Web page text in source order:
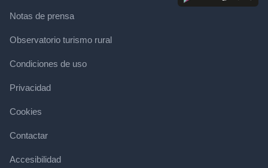
Notas de prensa
Observatorio turismo rural
Condiciones de uso
Privacidad
Cookies
Contactar
Accesibilidad